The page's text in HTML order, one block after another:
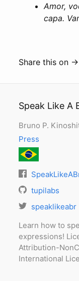
Amor,
capa.
Share this on
Speak Like A
Bruno P.
Press
tupilabs
speaklikeabr
Learn how to
expressions!
Attribution-
International